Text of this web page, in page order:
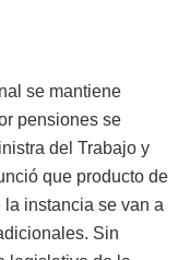
se mantiene
pensiones se
del Trabajo y
que producto de
instancia se van a
Sin